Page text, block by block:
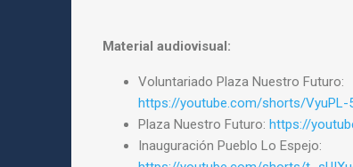
Material audiovisual:
Voluntariado Plaza Nuestro Futuro:
https://youtube.com/shorts/VyuPL-
Plaza Nuestro Futuro: https://
Inauguración Pueblo Lo Espejo: